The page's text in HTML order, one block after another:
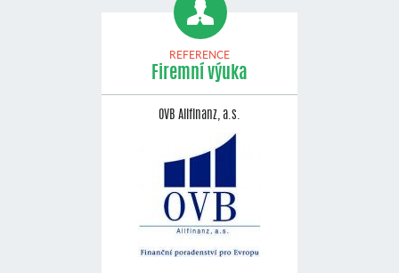
REFERENCE
Firemní výuka
OVB Allfinanz, a.s.